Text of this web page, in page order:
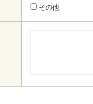
その他